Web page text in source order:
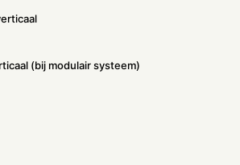
(bij modulair systeem)